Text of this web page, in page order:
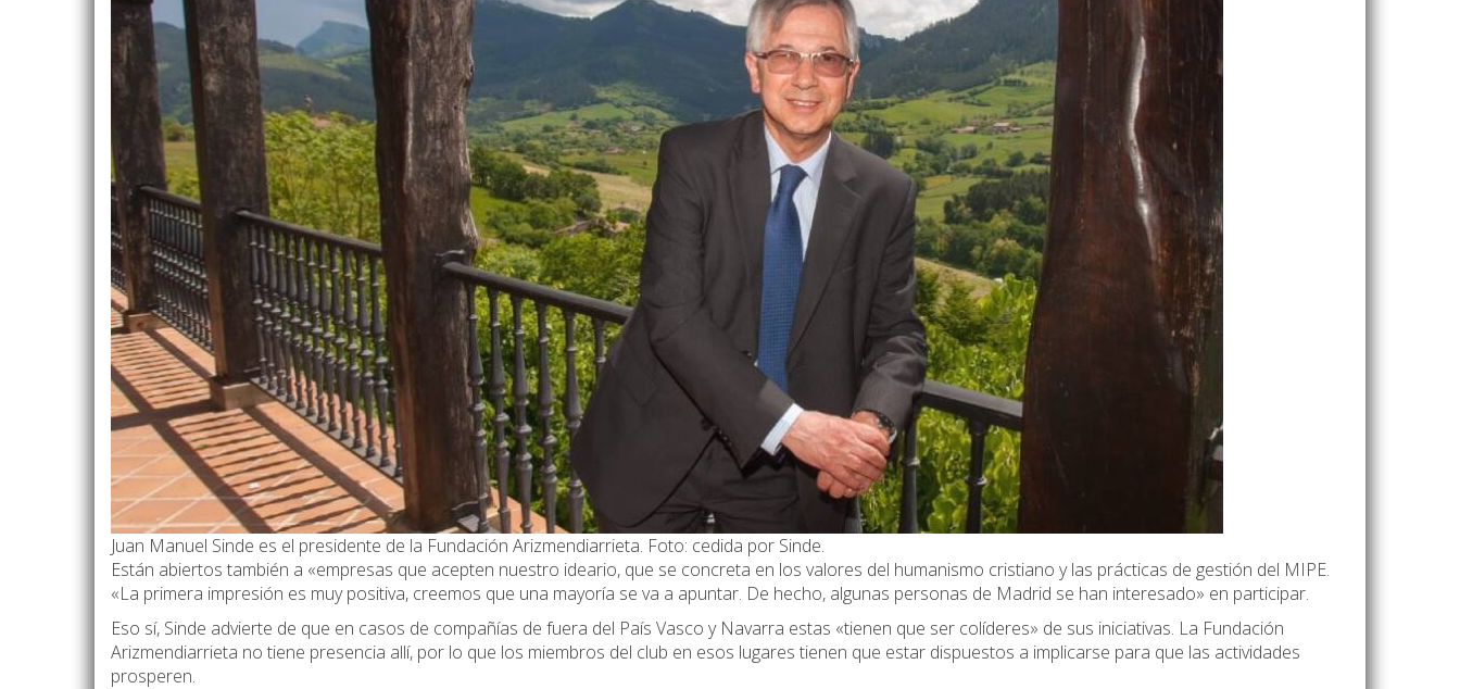
Juan Manuel Sinde es el presidente de la Fundación Arizmendiarrieta. Foto: cedida por Sinde.
Están abiertos también a «empresas que acepten nuestro ideario, que se concreta en los valores del humanismo cristiano y las prácticas de gestión del MIPE.
«La primera impresión es muy positiva, creemos que una mayoría se va a apuntar. De hecho, algunas personas de Madrid se han interesado» en participar.
Eso sí, Sinde advierte de que en casos de compañías de fuera del País Vasco y Navarra estas «tienen que ser colíderes» de sus iniciativas. La Fundación
Arizmendiarrieta no tiene presencia allí, por lo que los miembros del club en esos lugares tienen que estar dispuestos a implicarse para que las actividades
prosperen.